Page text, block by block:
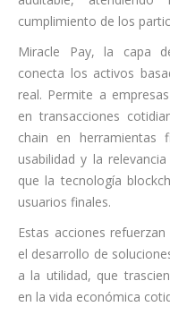
cumplimiento de los
Miracle Pay, la capa
conecta los activos
real. Permite a
en transacciones
chain en herramientas
usabilidad y la
que la tecnología
usuarios finales.
Estas acciones
el desarrollo de
a la utilidad, que
en la vida económica